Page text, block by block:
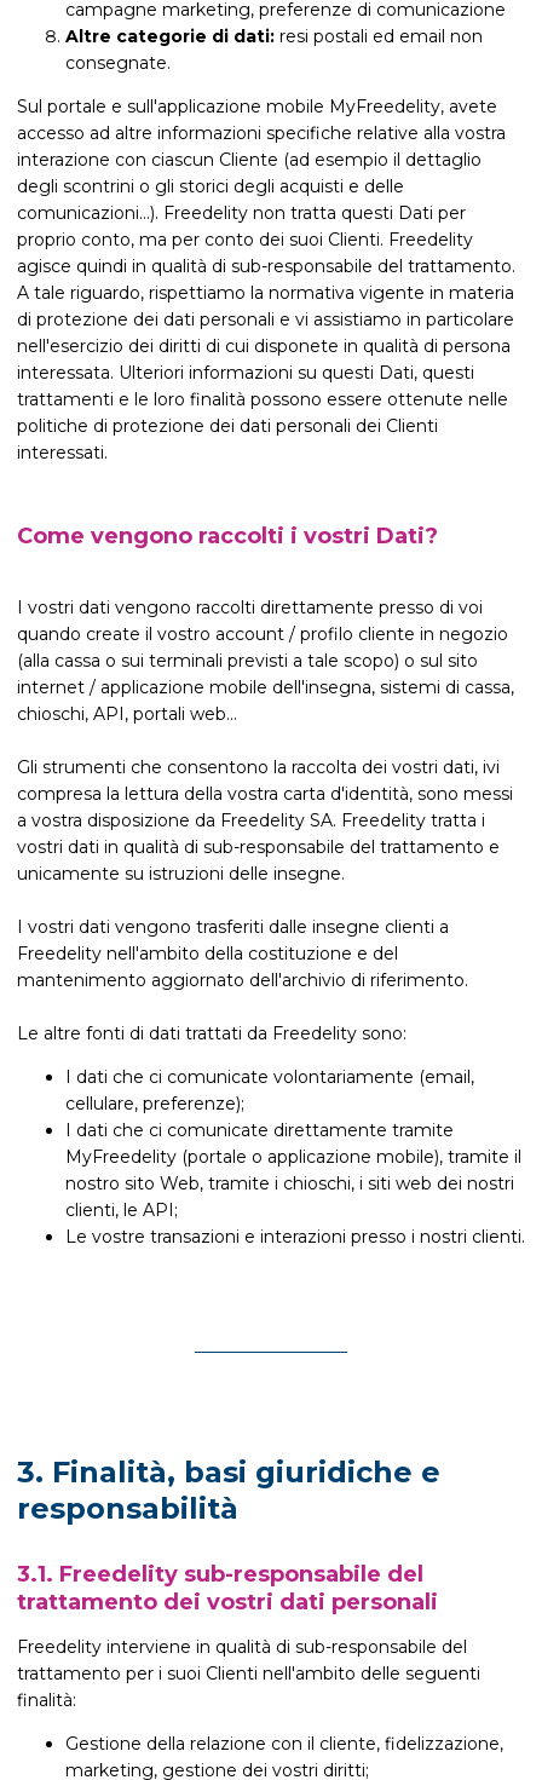
campagne marketing, preferenze di comunicazione
Altre categorie di dati: resi postali ed email non
consegnate.
Sul portale e sull'applicazione mobile MyFreedelity, avete
accesso ad altre informazioni specifiche relative alla vostra
interazione con ciascun Cliente (ad esempio il dettaglio
degli scontrini o gli storici degli acquisti e delle
comunicazioni...). Freedelity non tratta questi Dati per
proprio conto, ma per conto dei suoi Clienti. Freedelity
agisce quindi in qualità di sub-responsabile del trattamento.
A tale riguardo, rispettiamo la normativa vigente in materia
di protezione dei dati personali e vi assistiamo in particolare
nell'esercizio dei diritti di cui disponete in qualità di persona
interessata. Ulteriori informazioni su questi Dati, questi
trattamenti e le loro finalità possono essere ottenute nelle
politiche di protezione dei dati personali dei Clienti
interessati.
Come vengono raccolti i vostri Dati?
I vostri dati vengono raccolti direttamente presso di voi
quando create il vostro account / profilo cliente in negozio
(alla cassa o sui terminali previsti a tale scopo) o sul sito
internet / applicazione mobile dell'insegna, sistemi di cassa,
chioschi, API, portali web...
Gli strumenti che consentono la raccolta dei vostri dati, ivi
compresa la lettura della vostra carta d'identità, sono messi
a vostra disposizione da Freedelity SA. Freedelity tratta i
vostri dati in qualità di sub-responsabile del trattamento e
unicamente su istruzioni delle insegne.
I vostri dati vengono trasferiti dalle insegne clienti a
Freedelity nell'ambito della costituzione e del
mantenimento aggiornato dell'archivio di riferimento.
Le altre fonti di dati trattati da Freedelity sono:
I dati che ci comunicate volontariamente (email,
cellulare, preferenze);
I dati che ci comunicate direttamente tramite
MyFreedelity (portale o applicazione mobile), tramite il
nostro sito Web, tramite i chioschi, i siti web dei nostri
clienti, le API;
Le vostre transazioni e interazioni presso i nostri clienti.
3. Finalità, basi giuridiche e
responsabilità
3.1. Freedelity sub-responsabile del
trattamento dei vostri dati personali
Freedelity interviene in qualità di sub-responsabile del
trattamento per i suoi Clienti nell'ambito delle seguenti
finalità:
Gestione della relazione con il cliente, fidelizzazione,
marketing, gestione dei vostri diritti;